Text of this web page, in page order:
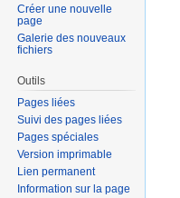
Créer une nouvelle
page
Galerie des nouveaux
fichiers
Outils
Pages liées
Suivi des pages liées
Pages spéciales
Version imprimable
Lien permanent
Information sur la page